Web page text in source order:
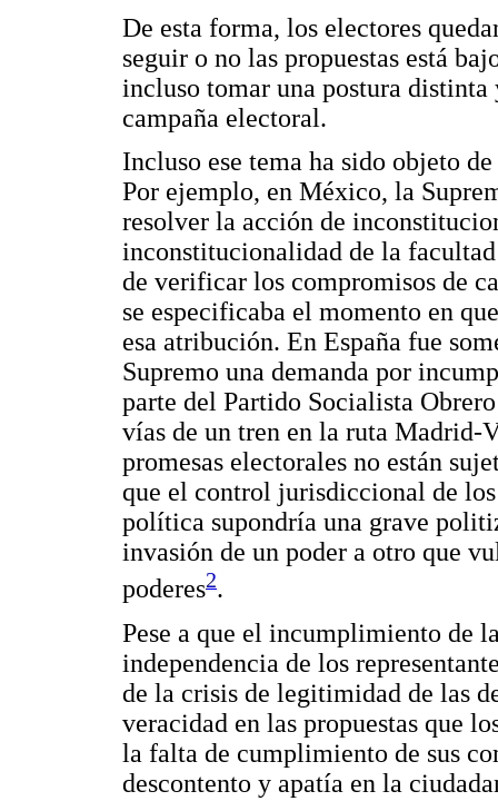
De esta forma, los electores
seguir o no las propuestas está
incluso tomar una postura
campaña electoral.
Incluso ese tema ha sido objeto
Por ejemplo, en México, la
resolver la acción de
inconstitucionalidad de la
de verificar los compromisos de
se especificaba el momento en
esa atribución. En España fue
Supremo una demanda por
parte del Partido Socialista
vías de un tren en la ruta Madrid-
promesas electorales no están
que el control jurisdiccional de
política supondría una grave
invasión de un poder a otro que
poderes2.
Pese a que el incumplimiento de
independencia de los
de la crisis de legitimidad de las
veracidad en las propuestas que
la falta de cumplimiento de sus
descontento y apatía en la